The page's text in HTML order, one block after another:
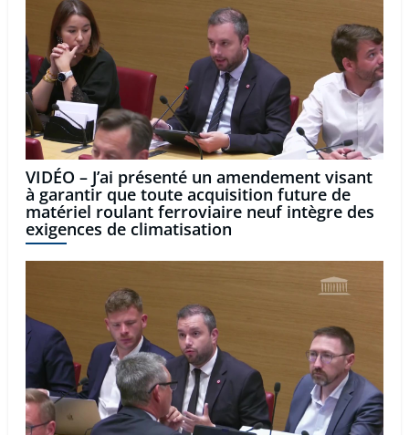
VIDÉO – J’ai présenté un amendement visant
à garantir que toute acquisition future de
matériel roulant ferroviaire neuf intègre des
exigences de climatisation